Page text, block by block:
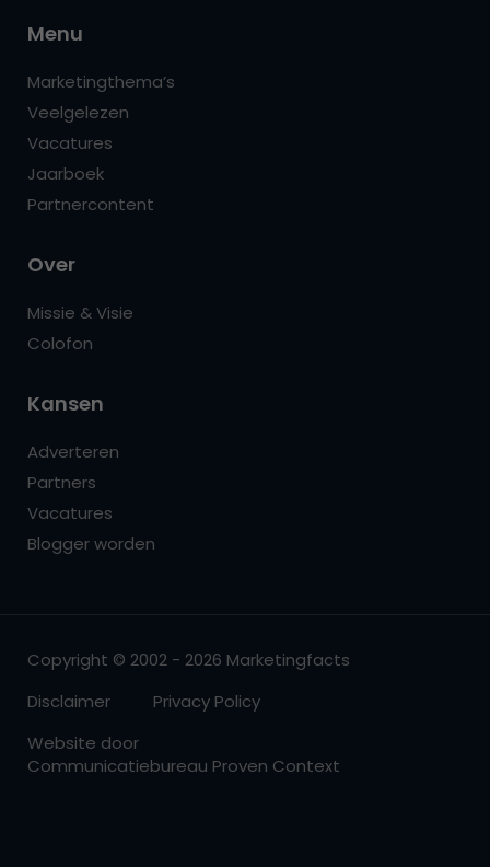
Menu
Marketingthema’s
Veelgelezen
Vacatures
Jaarboek
Partnercontent
Over
Missie & Visie
Colofon
Kansen
Adverteren
Partners
Vacatures
Blogger worden
Copyright © 2002 - 2026 Marketingfacts
Disclaimer
Privacy Policy
Website door
Communicatiebureau Proven Context